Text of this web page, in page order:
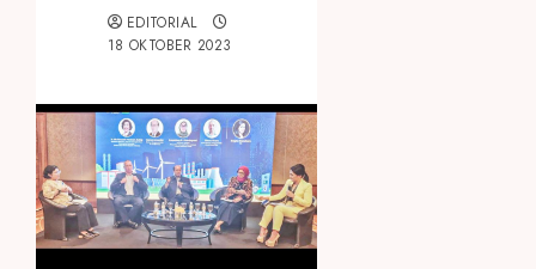
EDITORIAL
18 OKTOBER 2023